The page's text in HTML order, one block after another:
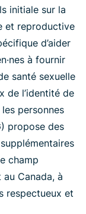
initiale sur la
et reproductive
d’aider
à fournir
santé sexuelle
de l’identité de
personnes
propose des
champ
au Canada, à
respectueux et